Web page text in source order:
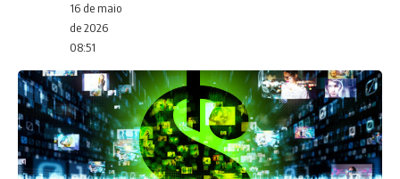
16 de maio
de 2026
08:51